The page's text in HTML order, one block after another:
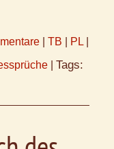
TB PL
Tags: